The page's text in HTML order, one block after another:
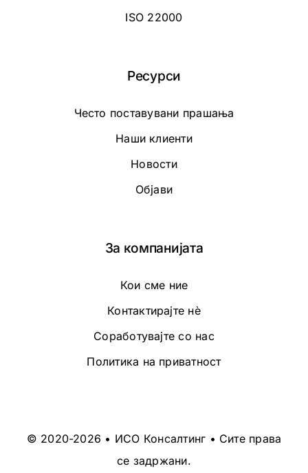
ISO 22000
Ресурси
Често поставувани прашања
Наши клиенти
Новости
Објави
За компанијата
Кои сме ние
Контактирајте нè
Соработувајте со нас
Политика на приватност
© 2020-2026 • ИСО Консалтинг • Сите права
се задржани.